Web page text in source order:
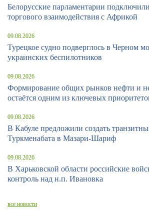
Белорусские парламентарии
торгового взаимодействия с Африкой
09.08.2026
Турецкое судно подверглось в Черном
украинских беспилотников
09.08.2026
Формирование общих рынков нефти и
остаётся одним из ключевых
09.08.2026
В Кабуле предложили создать
Туркменабата в Мазари-Шариф
09.08.2026
В Харьковской области российские
контроль над н.п. Ивановка
все новости